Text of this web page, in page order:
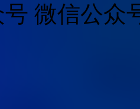
微信公众